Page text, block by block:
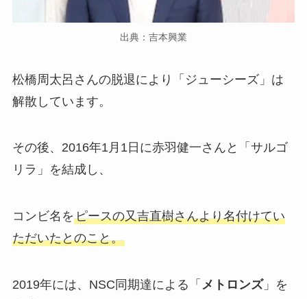
出典：吉本興業
松橋周太呂さんの脱退により「ジューシーズ」は
解散しています。
その後、2016年1月1日に赤羽健一さんと「サルゴ
リラ」を結成し、
コンビ名をピースの又吉直樹さんより名付けてい
ただいたとのこと。
2019年には、NSC同期達による「 メトロンズ」を